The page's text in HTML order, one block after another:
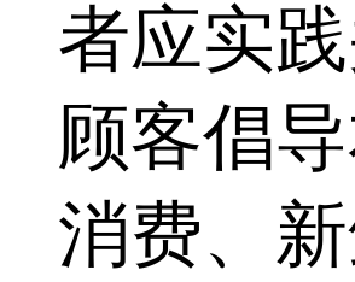
者应实
顾客倡
消费、新